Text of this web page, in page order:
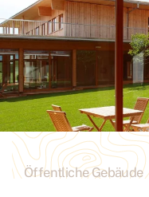
Öffentliche Gebäude